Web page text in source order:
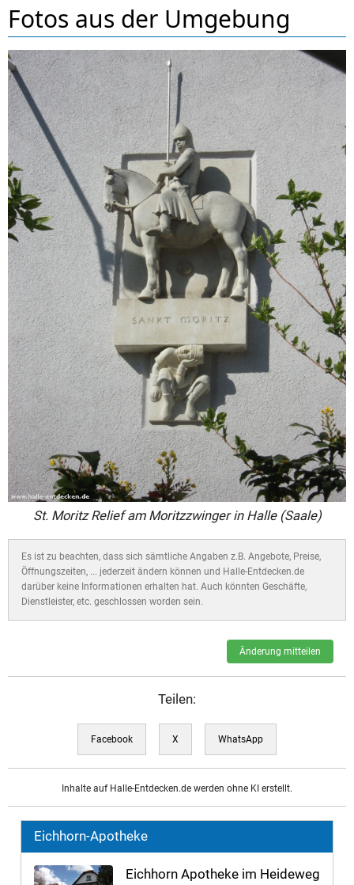
Fotos aus der Umgebung
St. Moritz Relief am Moritzzwinger in Halle (Saale)
Es ist zu beachten, dass sich sämtliche Angaben z.B. Angebote, Preise,
Öffnungszeiten, ... jederzeit ändern können und Halle-Entdecken.de
darüber keine Informationen erhalten hat. Auch könnten Geschäfte,
Dienstleister, etc. geschlossen worden sein.
Änderung mitteilen
Teilen:
Facebook X WhatsApp
Inhalte auf Halle-Entdecken.de werden ohne KI erstellt.
Eichhorn-Apotheke
Eichhorn Apotheke im Heideweg